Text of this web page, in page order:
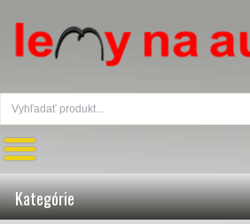
Kategórie